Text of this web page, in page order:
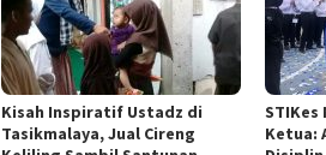
Kisah Inspiratif Ustadz di
Tasikmalaya, Jual Cireng
STIKes
Ketua: